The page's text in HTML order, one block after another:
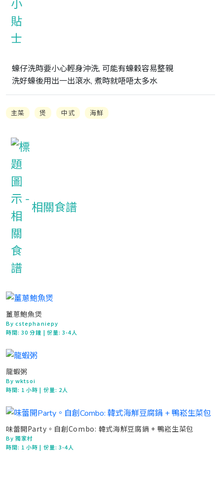
蠔仔洗時要小心輕身沖洗, 可能有蠔穀容易整親
洗好蠔後用出一出滾水, 煮時就唔唔太多水
主菜 煲 中式 海鮮
相關食譜
薑蔥鮑魚煲
By cstephaniepy
時間:30 分鐘 | 份量: 3-4人
龍蝦粥
By wktsoi
時間: 1 小時| 份量: 2人
味蕾開Party。自創Combo: 韓式海觧豆腐鍋 + 鴨崧生菜包
By 獨家村
時間: 1 小時| 份量: 3-4人